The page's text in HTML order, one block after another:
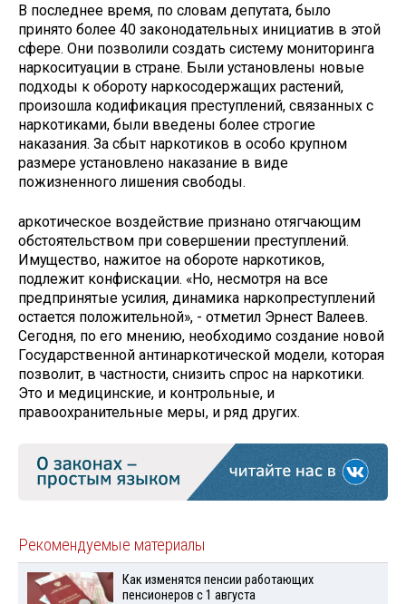
В последнее время, по словам депутата, было
принято более 40 законодательных инициатив в этой
сфере. Они позволили создать систему мониторинга
наркоситуации в стране. Были установлены новые
подходы к обороту наркосодержащих растений,
произошла кодификация преступлений, связанных с
наркотиками, были введены более строгие
наказания. За сбыт наркотиков в особо крупном
размере установлено наказание в виде
пожизненного лишения свободы.
аркотическое воздействие признано отягчающим
обстоятельством при совершении преступлений.
Имущество, нажитое на обороте наркотиков,
подлежит конфискации. «Но, несмотря на все
предпринятые усилия, динамика наркопреступлений
остается положительной», - отметил Эрнест Валеев.
Сегодня, по его мнению, необходимо создание новой
Государственной антинаркотической модели, которая
позволит, в частности, снизить спрос на наркотики.
Это и медицинские, и контрольные, и
правоохранительные меры, и ряд других.
Рекомендуемые материалы
Как изменятся пенсии работающих
пенсионеров с 1 августа